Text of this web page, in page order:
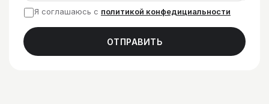
Я соглашаюсь с политикой конфедициальности
ОТПРАВИТЬ